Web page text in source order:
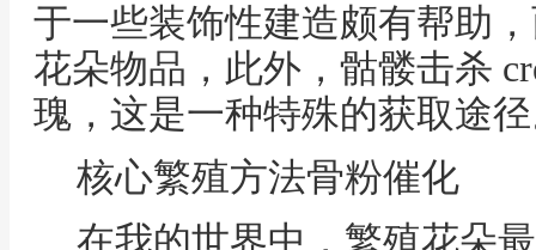
于一些装饰性建造颇有帮助
花朵物品，此外，骷髅击杀
瑰，这是一种特殊的获取途
核心繁殖方法骨粉催化
在我的世界中，繁殖花朵